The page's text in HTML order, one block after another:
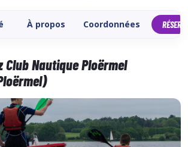
À propos Coordonnées
Club Nautique Ploërmel